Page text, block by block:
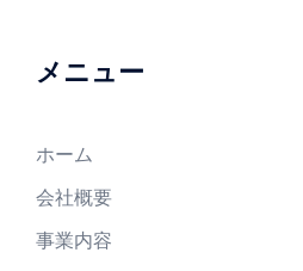
メニュー
ホーム
会社概要
事業内容